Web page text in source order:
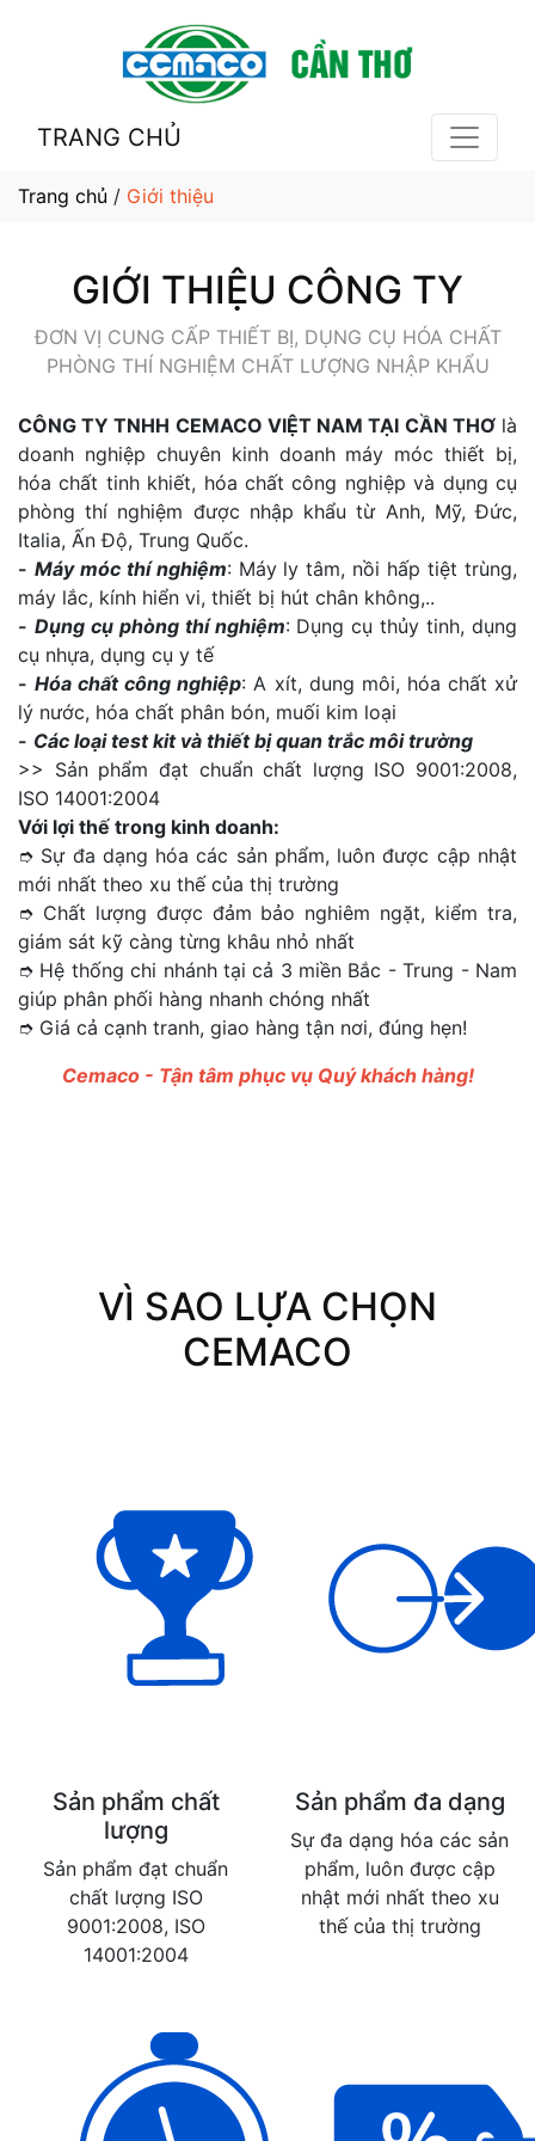
TRANG CHỦ
Trang chủ / Giới thiệu
GIỚI THIỆU CÔNG TY
ĐƠN VỊ CUNG CẤP THIẾT BỊ, DỤNG CỤ HÓA CHẤT
PHÒNG THÍ NGHIỆM CHẤT LƯỢNG NHẬP KHẨU
CÔNG TY TNHH CEMACO VIỆT NAM TẠI CẦN THƠlà
doanh nghiệp chuyên kinh doanh máy móc thiết bị,
hóa chất tinh khiết, hóa chất công nghiệp và dụng cụ
phòng thí nghiệm được nhập khẩu từ Anh, Mỹ, Đức,
Italia, Ấn Độ, Trung Quốc.
- Máy móc thí nghiệm: Máy ly tâm, nồi hấp tiệt trùng,
máy lắc, kính hiển vi, thiết bị hút chân không,..
- Dụng cụ phòng thí nghiệm: Dụng cụ thủy tinh, dụng
cụ nhựa, dụng cụ y tế
- Hóa chất công nghiệp: A xít, dung môi, hóa chất xử
lý nước, hóa chất phân bón, muối kim loại
- Các loại test kit và thiết bị quan trắc môi trường
>> Sản phẩm đạt chuẩn chất lượng ISO 9001:2008,
ISO 14001:2004
Với lợi thế trong kinh doanh:
➮ Sự đa dạng hóa các sản phẩm, luôn được cập nhật
mới nhất theo xu thế của thị trường
➮ Chất lượng được đảm bảo nghiêm ngặt, kiểm tra,
giám sát kỹ càng từng khâu nhỏ nhất
➮ Hệ thống chi nhánh tại cả 3 miền Bắc - Trung - Nam
giúp phân phối hàng nhanh chóng nhất
➮ Giá cả cạnh tranh, giao hàng tận nơi, đúng hẹn!
Cemaco - Tận tâm phục vụ Quý khách hàng!
VÌ SAO LỰA CHỌN
CEMACO
Sản phẩm chất
lượng
Sản phẩm đạt chuẩn
chất lượng ISO
9001:2008, ISO
14001:2004
Sản phẩm đa dạng
Sự đa dạng hóa các sản
phẩm, luôn được cập
nhật mới nhất theo xu
thế của thị trường